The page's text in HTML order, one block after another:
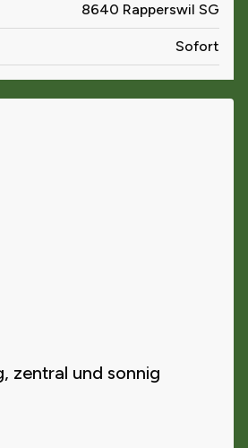
8640 Rapperswil SG
Sofort
zentral und sonnig